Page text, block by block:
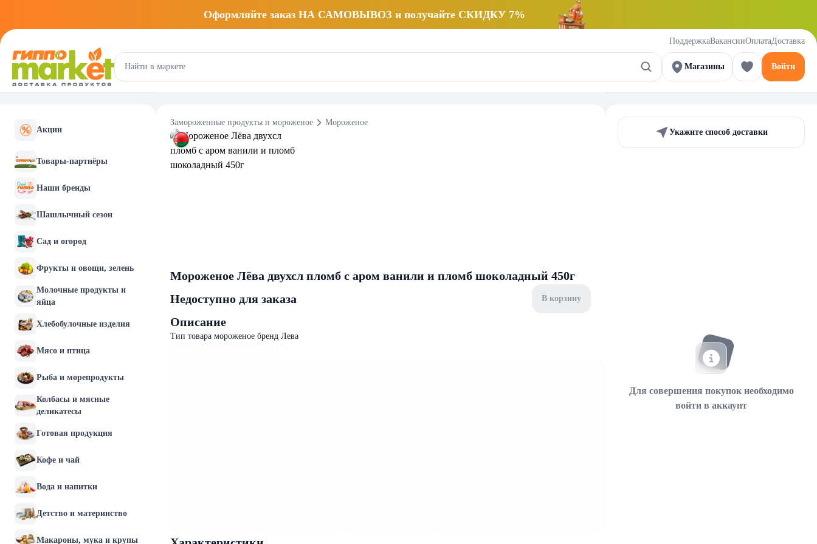
Оформляйте заказ НА САМОВЫВОЗ и получайте СКИДКУ 7%
ПоддержкаВакансииОплатаДоставка
Магазины Войти
Акции
Товары-партнёры
Наши бренды
Шашлычный сезон
Сад и огород
Фрукты и овощи, зелень
Молочные продукты и
яйца
Хлебобулочные изделия
Мясо и птица
Рыба и морепродукты
Колбасы и мясные
деликатесы
Готовая продукция
Кофе и чай
Вода и напитки
Детство и материнство
Макароны, мука и крупы
Замороженные продукты и мороженое Мороженое
Мороженое Лёва двухсл пломб с аром ванили и пломб шоколадный 450г
Недоступно для заказа
В корзину
Описание
Тип товара мороженое бренд Лева
Укажите способ доставки
Для совершения покупок необходимо
войти в аккаунт